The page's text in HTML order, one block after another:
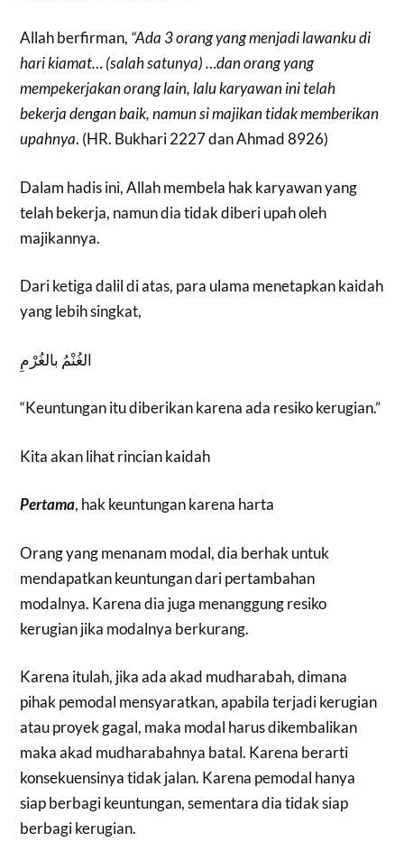
Allah berfirman, “Ada 3 orang yang menjadi lawanku di
hari kiamat… (salah satunya) …dan orang yang
mempekerjakan orang lain, lalu karyawan ini telah
bekerja dengan baik, namun si majikan tidak memberikan
upahnya. (HR. Bukhari 2227 dan Ahmad 8926)
Dalam hadis ini, Allah membela hak karyawan yang
telah bekerja, namun dia tidak diberi upah oleh
majikannya.
Dari ketiga dalil di atas, para ulama menetapkan kaidah
yang lebih singkat,
الغُنْمُ بالغُرْمِ
“Keuntungan itu diberikan karena ada resiko kerugian.”
Kita akan lihat rincian kaidah
Pertama, hak keuntungan karena harta
Orang yang menanam modal, dia berhak untuk
mendapatkan keuntungan dari pertambahan
modalnya. Karena dia juga menanggung resiko
kerugian jika modalnya berkurang.
Karena itulah, jika ada akad mudharabah, dimana
pihak pemodal mensyaratkan, apabila terjadi kerugian
atau proyek gagal, maka modal harus dikembalikan
maka akad mudharabahnya batal. Karena berarti
konsekuensinya tidak jalan. Karena pemodal hanya
siap berbagi keuntungan, sementara dia tidak siap
berbagi kerugian.